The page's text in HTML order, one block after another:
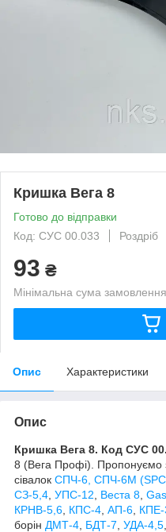
Кришка Вега 8
Готово до відправки
Код: СУС 00.033
Роздріб
93 ₴
Мінімальна сума
Опис Характеристики
Опис
Кришка Вега 8. Код СУС
8 (Вега Профі). Пропонуємо
сівалок СПЧ-6, СПЧ-6М
СЗ-5,4 УПС-12 Веста 8
КРНВ-5,6 КПС-4 АП-6 КПЕ-
борін ДМТ-4 БДТ-7 УДА-4,5